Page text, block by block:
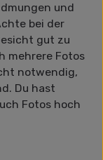
und
bei der
gut zu
mehrere Fotos
notwendig,
Du hast
Fotos hoch